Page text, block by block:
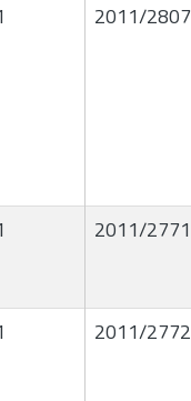
2011/2807
2011/2771
2011/2772